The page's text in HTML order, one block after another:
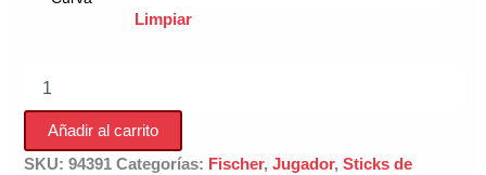
Limpiar
Stick
Hockey
Fischer
CT
Añadir al carrito
SKU:94391 Categorías: Fischer,Jugador,Sticks de